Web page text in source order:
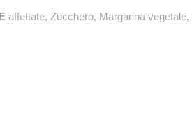
affettate, Zucchero, Margarina vegetale,